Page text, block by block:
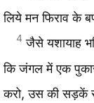
लिये मन फिराव के
4 जैसे यशायाह
कि जंगल में एक
करो, उस की सड़कें